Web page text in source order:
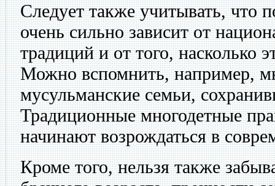
Следует также учитывать, что
очень сильно зависит от
традиций и от того, насколько
Можно вспомнить, например,
мусульманские семьи,
Традиционные многодетные
начинают возрождаться в
Кроме того, нельзя также